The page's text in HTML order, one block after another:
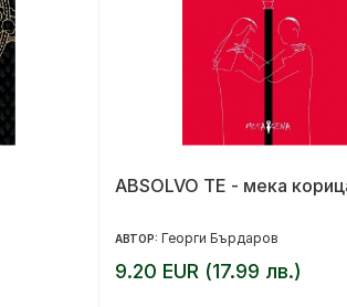
ABSOLVO TE - мека
АВТОР: Георги Бърдаров
9.20 EUR (17.99 лв.)